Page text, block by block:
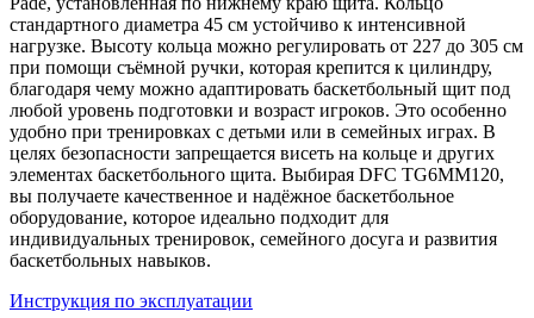
стандартного диаметра 45 см устойчиво к интенсивной
нагрузке. Высоту кольца можно регулировать от 227 до 305 см
при помощи съёмной ручки, которая крепится к цилиндру,
благодаря чему можно адаптировать баскетбольный щит под
любой уровень подготовки и возраст игроков. Это особенно
удобно при тренировках с детьми или в семейных играх. В
целях безопасности запрещается висеть на кольце и других
элементах баскетбольного щита. Выбирая DFC TG6MM120,
вы получаете качественное и надёжное баскетбольное
оборудование, которое идеально подходит для
индивидуальных тренировок, семейного досуга и развития
баскетбольных навыков.
Инструкция по эксплуатации